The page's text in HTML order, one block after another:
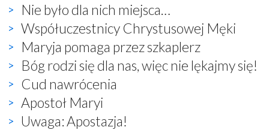
Nie było dla nich miejsca…
Współuczestnicy Chrystusowej Męki
Maryja pomaga przez szkaplerz
Bóg rodzi się dla nas, więc nie lękajmy się!
Cud nawrócenia
Apostoł Maryi
Uwaga: Apostazja!